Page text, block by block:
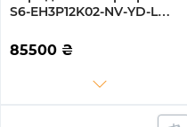
S6-EH3P12K02-NV-YD-L
220/380V Трифазний
85500 ₴